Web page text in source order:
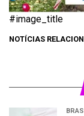
#image_title
NOTÍCIAS